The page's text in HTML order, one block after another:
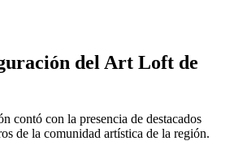
del Art Loft de
contó con la presencia de destacados
de la comunidad artística de la región.